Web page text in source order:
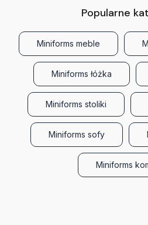
Popularne
Miniforms meble
Miniforms łóżka
Miniforms stoliki
Miniforms sofy
Miniforms